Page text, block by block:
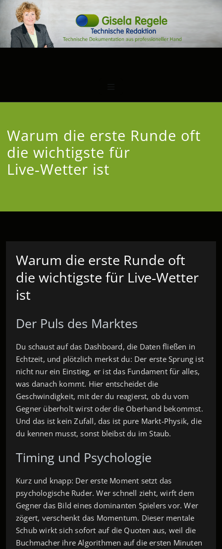
Warum die erste Runde oft
die wichtigste für
Live‑Wetter ist
Warum die erste Runde oft
die wichtigste für Live‑Wetter
ist
Der Puls des Marktes
Du schaust auf das Dashboard, die Daten fließen in
Echtzeit, und plötzlich merkst du: Der erste Sprung ist
nicht nur ein Einstieg, er ist das Fundament für alles,
was danach kommt. Hier entscheidet die
Geschwindigkeit, mit der du reagierst, ob du vom
Gegner überholt wirst oder die Oberhand bekommst.
Und das ist kein Zufall, das ist pure Markt‑Physik, die
du kennen musst, sonst bleibst du im Staub.
Timing und Psychologie
Kurz und knapp: Der erste Moment setzt das
psychologische Ruder. Wer schnell zieht, wirft dem
Gegner das Bild eines dominanten Spielers vor. Wer
zögert, verschenkt das Momentum. Dieser mentale
Schub wirkt sich sofort auf die Quoten aus, weil die
Buchmacher ihre Algorithmen auf die ersten Minuten